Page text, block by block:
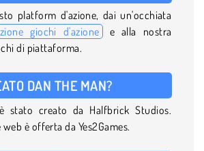
platform d'azione, dai un'occhiata
giochi d'azione e alla nostra
di piattaforma.
DAN THE MAN?
è stato creato da Halfbrick Studios.
è offerta da Yes2Games.